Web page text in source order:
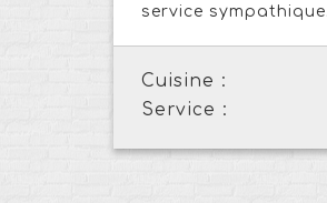
service sympathique.
Cuisine :
Service :